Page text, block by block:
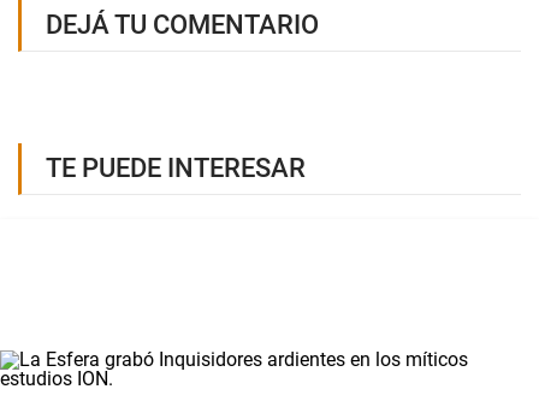
DEJÁ TU COMENTARIO
TE PUEDE INTERESAR